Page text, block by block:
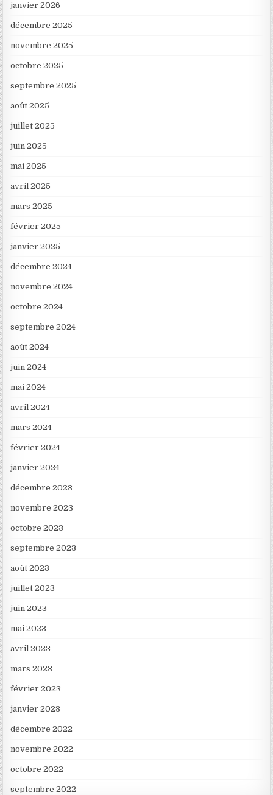
janvier 2026
décembre 2025
novembre 2025
octobre 2025
septembre 2025
août 2025
juillet 2025
juin 2025
mai 2025
avril 2025
mars 2025
février 2025
janvier 2025
décembre 2024
novembre 2024
octobre 2024
septembre 2024
août 2024
juin 2024
mai 2024
avril 2024
mars 2024
février 2024
janvier 2024
décembre 2023
novembre 2023
octobre 2023
septembre 2023
août 2023
juillet 2023
juin 2023
mai 2023
avril 2023
mars 2023
février 2023
janvier 2023
décembre 2022
novembre 2022
octobre 2022
septembre 2022